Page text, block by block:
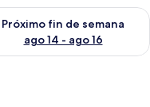
de semana ago 7 -
Próximo fin de semana
ago 14 - ago 16
la disponibilidad